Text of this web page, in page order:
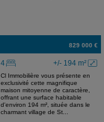
829 000 €
+/- 194 m²
4
Cl Immobilière vous présente en
exclusivité cette magnifique
maison mitoyenne de caractère,
offrant une surface habitable
d'environ 194 m², située dans le
charmant village de St...